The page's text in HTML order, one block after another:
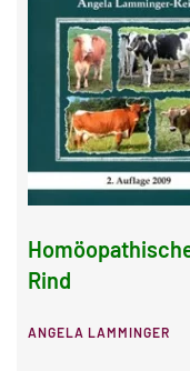
Rind
ANGELA LAMMINGER